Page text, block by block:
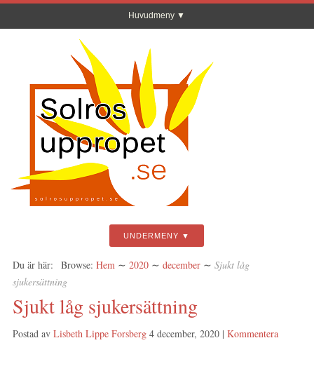
Huvudmeny
UNDERMENY
Du är här: Browse: Hem ∼ 2020 ∼ december ∼ Sjukt låg
sjukersättning
Sjukt låg sjukersättning
Postad av Lisbeth Lippe Forsberg 4 december, 2020| Kommentera